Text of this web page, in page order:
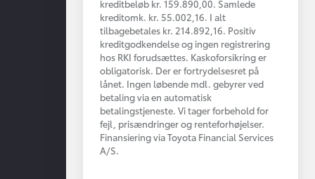
kreditbeløb kr. 159.890,00. Samlede
kreditomk. kr. 55.002,16. I alt
tilbagebetales kr. 214.892,16. Positiv
kreditgodkendelse og ingen registrering
hos RKI forudsættes. Kaskoforsikring er
obligatorisk. Der er fortrydelsesret på
lånet. Ingen løbende mdl. gebyrer ved
betaling via en automatisk
betalingstjeneste. Vi tager forbehold for
fejl, prisændringer og renteforhøjelser.
Finansiering via Toyota Financial Services
A/S.